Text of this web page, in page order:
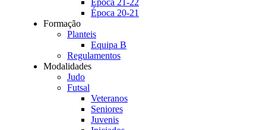
Época 21-22
Época 20-21
Formação
Planteis
Equipa B
Regulamentos
Modalidades
Judo
Futsal
Veteranos
Seniores
Juvenis